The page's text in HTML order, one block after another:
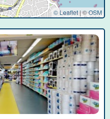
© Leaflet |©OSM